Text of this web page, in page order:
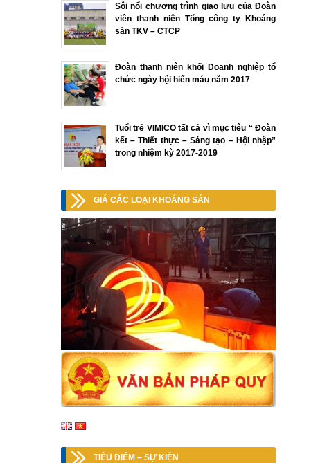
Sôi nổi chương trình giao lưu của Đoàn
viên thanh niên Tổng công ty Khoáng
sản TKV – CTCP
Đoàn thanh niên khối Doanh nghiệp tổ
chức ngày hội hiến máu năm 2017
Tuổi trẻ VIMICO tất cả vì mục tiêu “ Đoàn
kết – Thiết thực – Sáng tạo – Hội nhập”
trong nhiệm kỳ 2017-2019
GIÁ CÁC LOẠI KHOÁNG SẢN
TIÊU ĐIỂM – SỰ KIỆN